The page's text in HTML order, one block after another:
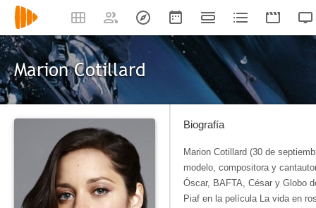
Marion Cotillard
Biografía
Marion Cotillard (30 de
modelo, compositora y
Óscar, BAFTA, César y Globo
Piaf en la película La vida en